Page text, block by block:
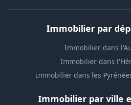
Immobilier par
Immobilier dans
Immobilier dans
Immobilier dans les
Immobilier par ville